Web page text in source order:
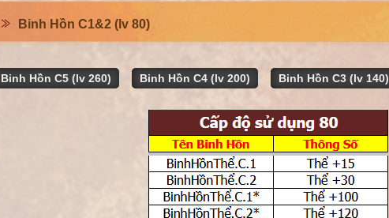
Binh Hồn C1&2 (lv 80)
Binh Hồn C5 (lv 260) Binh Hồn C4 (lv 200) Binh Hồn C3 (lv 140)